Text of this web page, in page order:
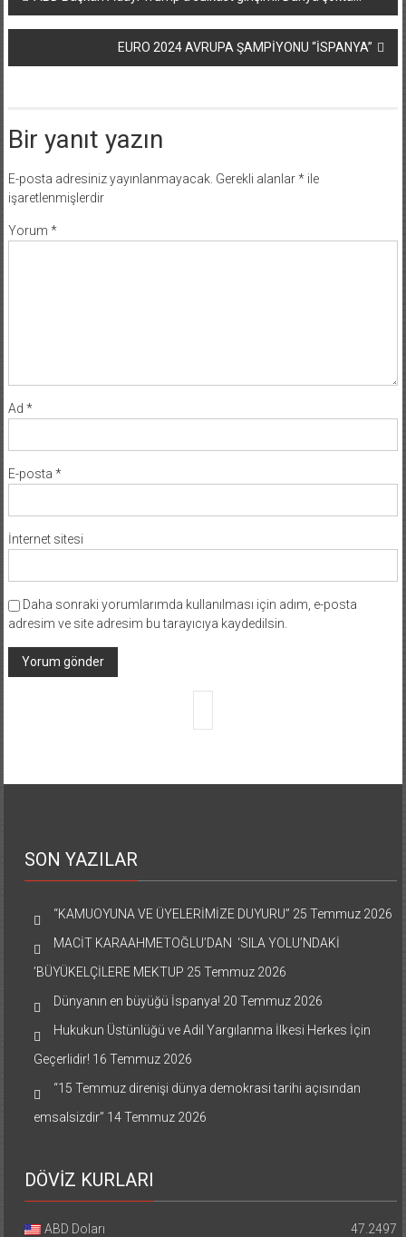
dolaşımı
EURO 2024 AVRUPA ŞAMPİYONU “İSPANYA”
Bir yanıt yazın
E-posta adresiniz yayınlanmayacak. Gerekli alanlar*ile
işaretlenmişlerdir
Yorum *
Ad *
E-posta *
İnternet sitesi
Daha sonraki yorumlarımda kullanılması için adım, e-posta
adresim ve site adresim bu tarayıcıya kaydedilsin.
SON YAZILAR
“KAMUOYUNA VE ÜYELERİMİZE DUYURU” 25 Temmuz 2026
MACİT KARAAHMETOĞLU’DAN ‘SILA YOLU’NDAKİ
’BÜYÜKELÇİLERE MEKTUP 25 Temmuz 2026
Dünyanın en büyüğü İspanya! 20 Temmuz 2026
Hukukun Üstünlüğü ve Adil Yargılanma İlkesi Herkes İçin
Geçerlidir! 16 Temmuz 2026
“15 Temmuz direnişi dünya demokrasi tarihi açısından
emsalsizdir” 14 Temmuz 2026
DÖVİZ KURLARI
ABD Doları
47.2497